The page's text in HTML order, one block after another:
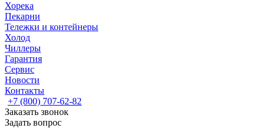
Хорека
Пекарни
Тележки и контейнеры
Холод
Чиллеры
Гарантия
Сервис
Новости
Контакты
+7 (800) 707-62-82
Заказать звонок
Задать вопрос